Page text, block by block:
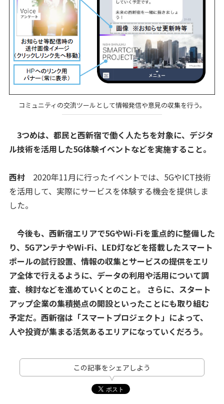
コミュニティの交流ツールとして情報発信や意見の収集を行う。
3つめは、都民と西新宿で働く人たちを対象に、デジタ
ル技術を活用した5G体験イベントなどを実施すること。
西村2020年11月に行ったイベントでは、5GやICT技術
を活用して、実際にサービスを体験する機会を提供しま
した。
今後も、西新宿エリアで5GやWi-Fiを重点的に整備した
り、5GアンテナやWi-Fi、LED灯などを搭載したスマート
ポールの試行設置、情報の収集とサービスの提供をエリ
ア全体で行えるように、データの利用や活用について調
査、検討などを進めていくとのこと。 さらに、スタート
アップ企業の集積拠点の開設といったことにも取り組む
予定だ。西新宿は「スマートプロジェクト」によって、
人や投資が集まる活気あるエリアになっていくだろう。
この記事をシェアしよう